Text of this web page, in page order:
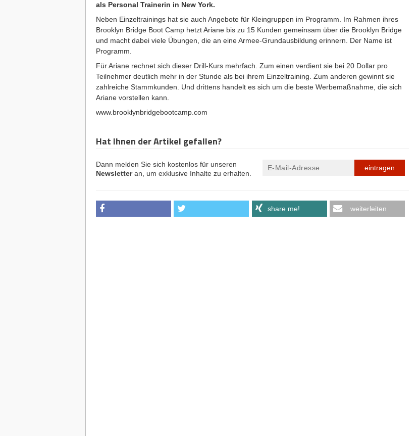
als Personal Trainerin in New York.
Neben Einzeltrainings hat sie auch Angebote für Kleingruppen im Programm. Im Rahmen ihres
Brooklyn Bridge Boot Camp hetzt Ariane bis zu 15 Kunden gemeinsam über die Brooklyn Bridge
und macht dabei viele Übungen, die an eine Armee-Grundausbildung erinnern. Der Name ist
Programm.
Für Ariane rechnet sich dieser Drill-Kurs mehrfach. Zum einen verdient sie bei 20 Dollar pro
Teilnehmer deutlich mehr in der Stunde als bei ihrem Einzeltraining. Zum anderen gewinnt sie
zahlreiche Stammkunden. Und drittens handelt es sich um die beste Werbemaßnahme, die sich
Ariane vorstellen kann.
www.brooklynbridgebootcamp.com
Hat Ihnen der Artikel gefallen?
Dann melden Sie sich kostenlos für unseren
Newsletteran, um exklusive Inhalte zu erhalten.
eintragen
share me! weiterleiten